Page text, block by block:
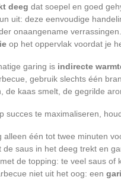
deeg dat soepel en goed
uit: deze eenvoudige
onaangename
op het oppervlak voordat je
garing is indirecte
gebruik slechts één
de kaas smelt, de gegrilde
succes te maximaliseren,
alleen één tot twee minuten
de saus in het deeg trekt en
de topping: te veel saus of
niet uit het oog: een